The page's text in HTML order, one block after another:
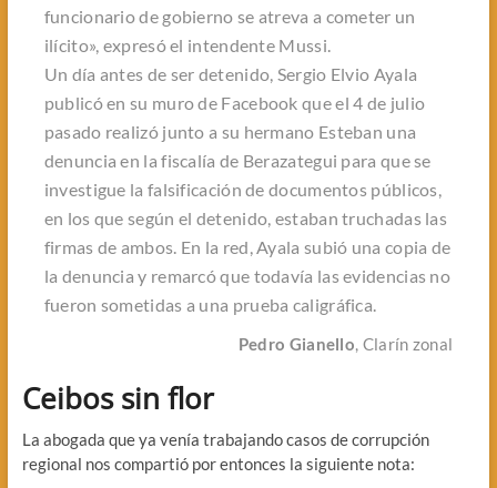
funcionario de gobierno se atreva a cometer un
ilícito», expresó el intendente Mussi.
Un día antes de ser detenido, Sergio Elvio Ayala
publicó en su muro de Facebook que el 4 de julio
pasado realizó junto a su hermano Esteban una
denuncia en la fiscalía de Berazategui para que se
investigue la falsificación de documentos públicos,
en los que según el detenido, estaban truchadas las
firmas de ambos. En la red, Ayala subió una copia de
la denuncia y remarcó que todavía las evidencias no
fueron sometidas a una prueba caligráfica.
Pedro Gianello, Clarín zonal
Ceibos sin flor
La abogada que ya venía trabajando casos de corrupción
regional nos compartió por entonces la siguiente nota: